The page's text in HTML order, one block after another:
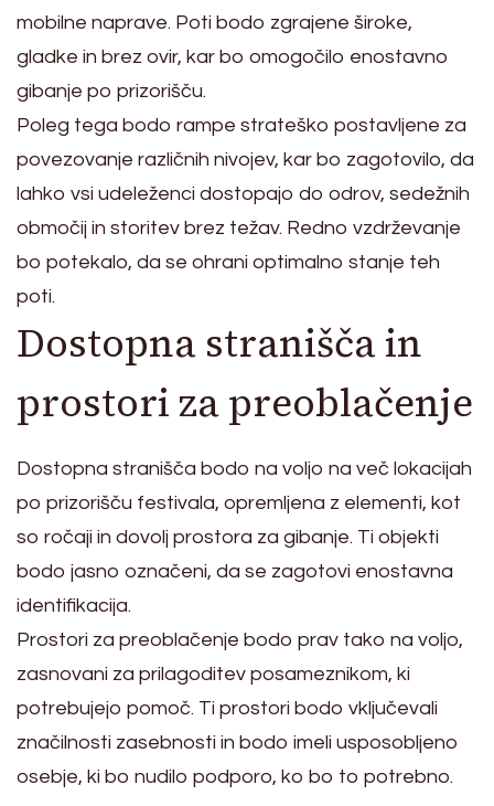
mobilne naprave. Poti bodo zgrajene široke,
gladke in brez ovir, kar bo omogočilo enostavno
gibanje po prizorišču.
Poleg tega bodo rampe strateško postavljene za
povezovanje različnih nivojev, kar bo zagotovilo, da
lahko vsi udeleženci dostopajo do odrov, sedežnih
območij in storitev brez težav. Redno vzdrževanje
bo potekalo, da se ohrani optimalno stanje teh
poti.
Dostopna stranišča in
prostori za preoblačenje
Dostopna stranišča bodo na voljo na več lokacijah
po prizorišču festivala, opremljena z elementi, kot
so ročaji in dovolj prostora za gibanje. Ti objekti
bodo jasno označeni, da se zagotovi enostavna
identifikacija.
Prostori za preoblačenje bodo prav tako na voljo,
zasnovani za prilagoditev posameznikom, ki
potrebujejo pomoč. Ti prostori bodo vključevali
značilnosti zasebnosti in bodo imeli usposobljeno
osebje, ki bo nudilo podporo, ko bo to potrebno.